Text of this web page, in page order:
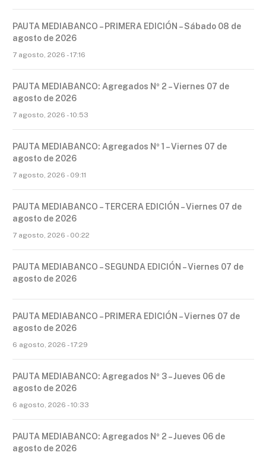
PAUTA MEDIABANCO – PRIMERA EDICIÓN – Sábado 08 de
agosto de 2026
7 agosto, 2026 - 17:16
PAUTA MEDIABANCO: Agregados Nº 2 – Viernes 07 de
agosto de 2026
7 agosto, 2026 - 10:53
PAUTA MEDIABANCO: Agregados Nº 1 – Viernes 07 de
agosto de 2026
7 agosto, 2026 - 09:11
PAUTA MEDIABANCO – TERCERA EDICIÓN – Viernes 07 de
agosto de 2026
7 agosto, 2026 - 00:22
PAUTA MEDIABANCO – SEGUNDA EDICIÓN – Viernes 07 de
agosto de 2026
PAUTA MEDIABANCO – PRIMERA EDICIÓN – Viernes 07 de
agosto de 2026
6 agosto, 2026 - 17:29
PAUTA MEDIABANCO: Agregados Nº 3 – Jueves 06 de
agosto de 2026
6 agosto, 2026 - 10:33
PAUTA MEDIABANCO: Agregados Nº 2 – Jueves 06 de
agosto de 2026